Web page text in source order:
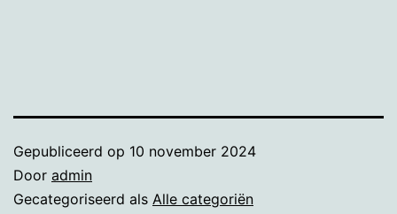
Gepubliceerd op 10 november 2024
Door admin
Gecategoriseerd als Alle categoriën